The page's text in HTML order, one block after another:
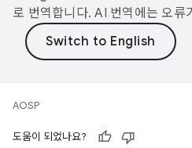
로 번역합니다. AI 번역에는 오류
AOSP
도움이 되었나요?